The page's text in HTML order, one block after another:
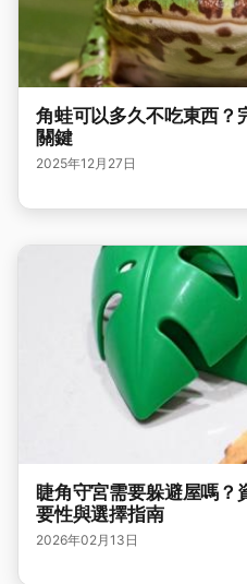
角蛙可以多久不吃東西？
關鍵
2025年12月27日
睫角守宮需要躲避屋嗎？
要性與選擇指南
2026年02月13日